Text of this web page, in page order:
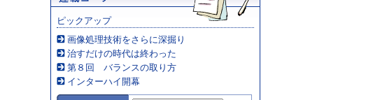
ピックアップ
画像処理技術をさらに深掘り
治すだけの時代は終わった
第８回 バランスの取り方
インターハイ開幕